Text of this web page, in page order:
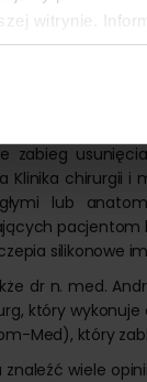
witrynie.
i analitycznym.
zabiegów
Kliniki
płci
Estetycznej dr
zabieg
Klinika chirurgii
lub
silikonowe
dr n. med.
który
Med), który
wiele